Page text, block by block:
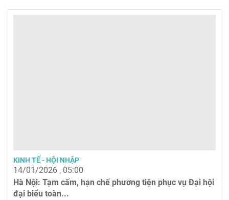
KINH TẾ - HỘI NHẬP
14/01/2026 , 05:00
Hà Nội: Tạm cấm, hạn chế phương tiện phục vụ Đại hội
đại biểu toàn...